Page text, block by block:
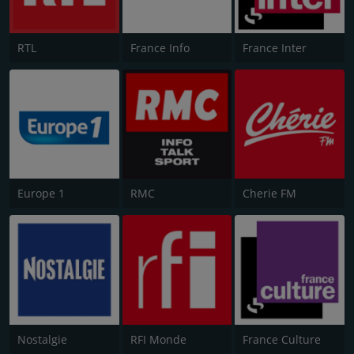
RTL France Info France Inter
Europe 1 RMC Cherie FM
Nostalgie RFI Monde France Culture